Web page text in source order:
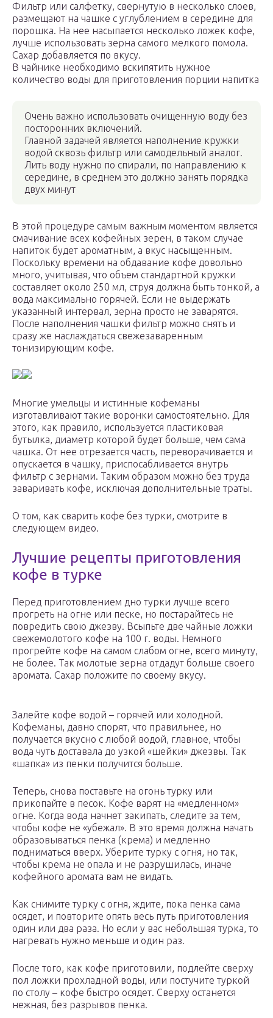
Фильтр или салфетку, свернутую в несколько слоев,
размещают на чашке с углублением в середине для
порошка. На нее насыпается несколько ложек кофе,
лучше использовать зерна самого мелкого помола.
Сахар добавляется по вкусу.
В чайнике необходимо вскипятить нужное
количество воды для приготовления порции напитка
Очень важно использовать очищенную воду без
посторонних включений.
Главной задачей является наполнение кружки
водой сквозь фильтр или самодельный аналог.
Лить воду нужно по спирали, по направлению к
середине, в среднем это должно занять порядка
двух минут
В этой процедуре самым важным моментом является
смачивание всех кофейных зерен, в таком случае
напиток будет ароматным, а вкус насыщенным.
Поскольку времени на обдавание кофе довольно
много, учитывая, что объем стандартной кружки
составляет около 250 мл, струя должна быть тонкой, а
вода максимально горячей. Если не выдержать
указанный интервал, зерна просто не заварятся.
После наполнения чашки фильтр можно снять и
сразу же наслаждаться свежезаваренным
тонизирующим кофе.
Многие умельцы и истинные кофеманы
изготавливают такие воронки самостоятельно. Для
этого, как правило, используется пластиковая
бутылка, диаметр которой будет больше, чем сама
чашка. От нее отрезается часть, переворачивается и
опускается в чашку, приспосабливается внутрь
фильтр с зернами. Таким образом можно без труда
заваривать кофе, исключая дополнительные траты.
О том, как сварить кофе без турки, смотрите в
следующем видео.
Лучшие рецепты приготовления
кофе в турке
Перед приготовлением дно турки лучше всего
прогреть на огне или песке, но постарайтесь не
повредить свою джезву. Всыпьте две чайные ложки
свежемолотого кофе на 100 г. воды. Немного
прогрейте кофе на самом слабом огне, всего минуту,
не более. Так молотые зерна отдадут больше своего
аромата. Сахар положите по своему вкусу.
Залейте кофе водой – горячей или холодной.
Кофеманы, давно спорят, что правильнее, но
получается вкусно с любой водой, главное, чтобы
вода чуть доставала до узкой «шейки» джезвы. Так
«шапка» из пенки получится больше.
Теперь, снова поставьте на огонь турку или
прикопайте в песок. Кофе варят на «медленном»
огне. Когда вода начнет закипать, следите за тем,
чтобы кофе не «убежал». В это время должна начать
образовываться пенка (крема) и медленно
подниматься вверх. Уберите турку с огня, но так,
чтобы крема не опала и не разрушилась, иначе
кофейного аромата вам не видать.
Как снимите турку с огня, ждите, пока пенка сама
осядет, и повторите опять весь путь приготовления
один или два раза. Но если у вас небольшая турка, то
нагревать нужно меньше и один раз.
После того, как кофе приготовили, подлейте сверху
пол ложки прохладной воды, или постучите туркой
по столу – кофе быстро осядет. Сверху останется
нежная, без разрывов пенка.